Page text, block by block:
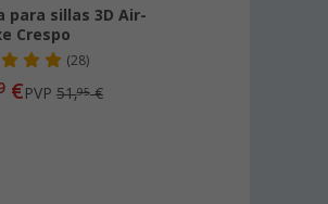
para sillas 3D Air-
Crespo
(28)
€PVP 51,95€